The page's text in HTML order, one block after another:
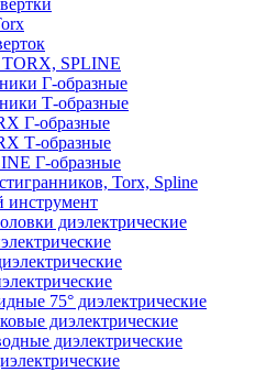
SPLINE
Г-образные
Т-образные
Г-образные
Т-образные
Г-образные
Torx, Spline
инструмент
диэлектрические
75° диэлектрические
диэлектрические
диэлектрические